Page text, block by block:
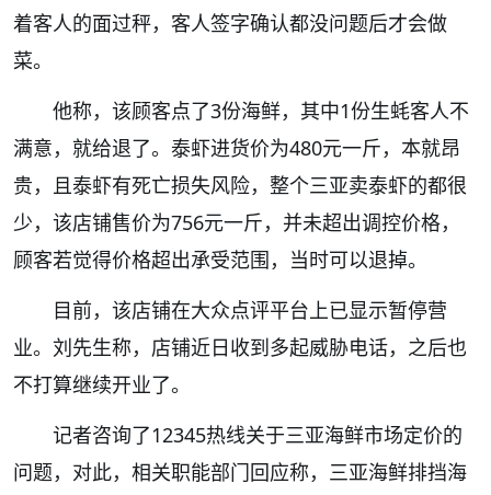
着客人的面过秤，客人签字确认都没问题后才会做
菜。
他称，该顾客点了3份海鲜，其中1份生蚝客人不
满意，就给退了。泰虾进货价为480元一斤，本就昂
贵，且泰虾有死亡损失风险，整个三亚卖泰虾的都很
少，该店铺售价为756元一斤，并未超出调控价格，
顾客若觉得价格超出承受范围，当时可以退掉。
目前，该店铺在大众点评平台上已显示暂停营
业。刘先生称，店铺近日收到多起威胁电话，之后也
不打算继续开业了。
记者咨询了12345热线关于三亚海鲜市场定价的
问题，对此，相关职能部门回应称，三亚海鲜排挡海